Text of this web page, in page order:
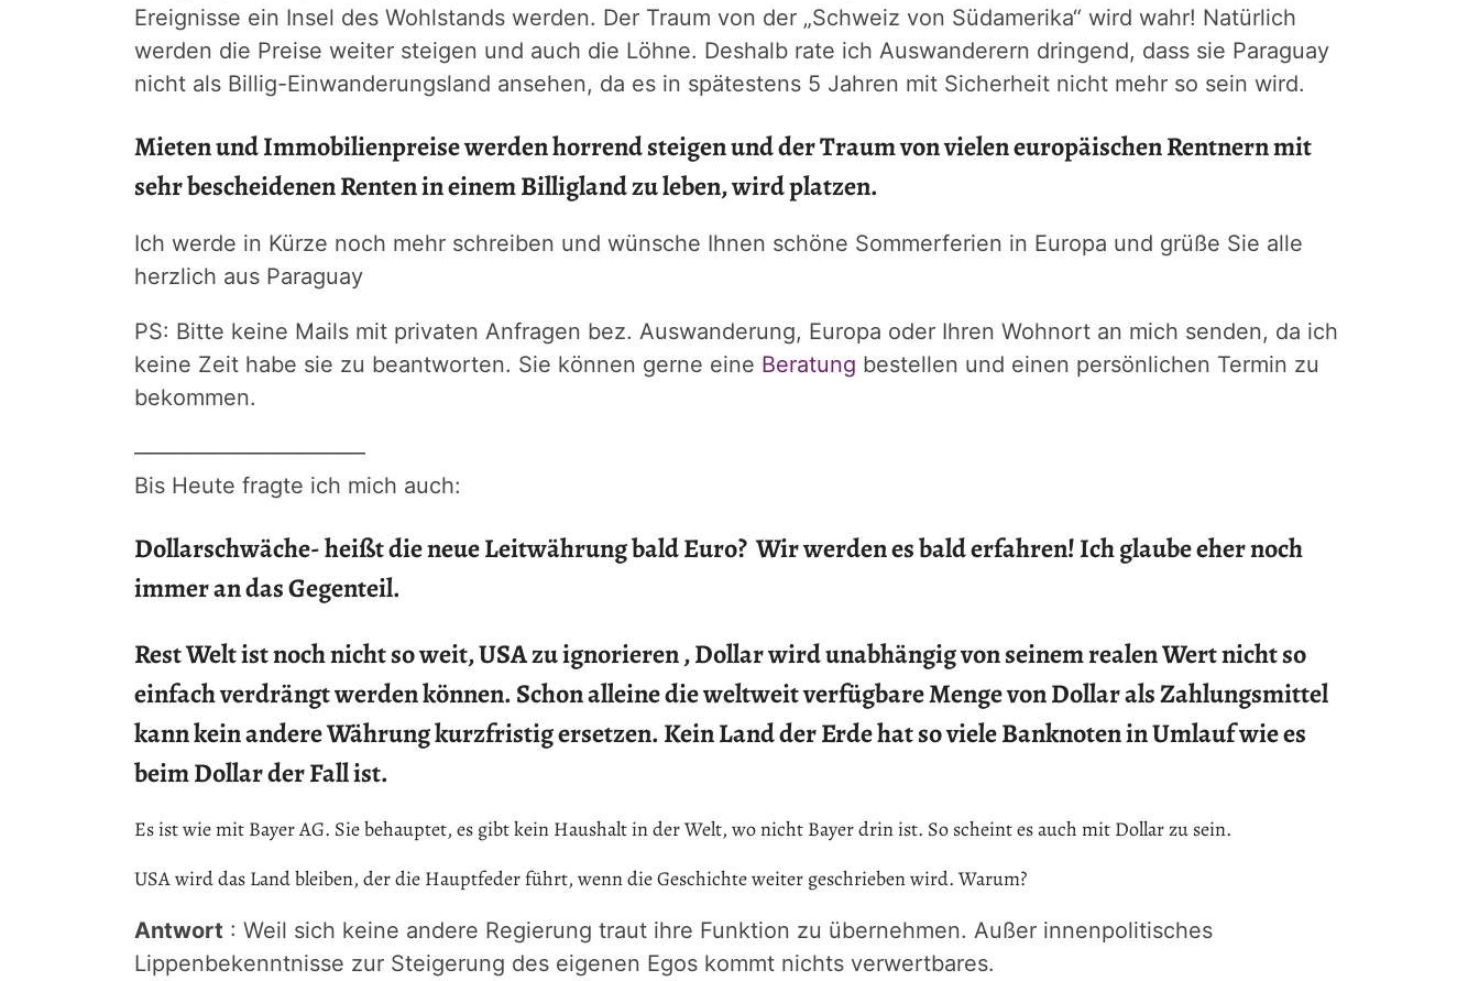
Ereignisse ein Insel des Wohlstands werden. Der Traum von der „Schweiz von Südamerika“ wird wahr! Natürlich
werden die Preise weiter steigen und auch die Löhne. Deshalb rate ich Auswanderern dringend, dass sie Paraguay
nicht als Billig-Einwanderungsland ansehen, da es in spätestens 5 Jahren mit Sicherheit nicht mehr so sein wird.
Mieten und Immobilienpreise werden horrend steigen und der Traum von vielen europäischen Rentnern mit
sehr bescheidenen Renten in einem Billigland zu leben, wird platzen.
Ich werde in Kürze noch mehr schreiben und wünsche Ihnen schöne Sommerferien in Europa und grüße Sie alle
herzlich aus Paraguay
PS: Bitte keine Mails mit privaten Anfragen bez. Auswanderung, Europa oder Ihren Wohnort an mich senden, da ich
keine Zeit habe sie zu beantworten. Sie können gerne eine Beratung bestellen und einen persönlichen Termin zu
bekommen.
——————————–
Bis Heute fragte ich mich auch:
Dollarschwäche- heißt die neue Leitwährung bald Euro? Wir werden es bald erfahren! Ich glaube eher noch
immer an das Gegenteil.
Rest Welt ist noch nicht so weit, USA zu ignorieren , Dollar wird unabhängig von seinem realen Wert nicht so
einfach verdrängt werden können. Schon alleine die weltweit verfügbare Menge von Dollar als Zahlungsmittel
kann kein andere Währung kurzfristig ersetzen. Kein Land der Erde hat so viele Banknoten in Umlauf wie es
beim Dollar der Fall ist.
Es ist wie mit Bayer AG. Sie behauptet, es gibt kein Haushalt in der Welt, wo nicht Bayer drin ist. So scheint es auch mit Dollar zu sein.
USA wird das Land bleiben, der die Hauptfeder führt, wenn die Geschichte weiter geschrieben wird. Warum?
Antwort : Weil sich keine andere Regierung traut ihre Funktion zu übernehmen. Außer innenpolitisches
Lippenbekenntnisse zur Steigerung des eigenen Egos kommt nichts verwertbares.